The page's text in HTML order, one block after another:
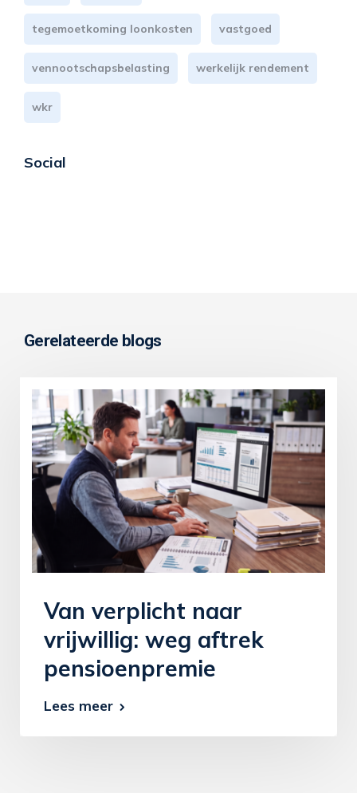
tegemoetkoming loonkosten vastgoed
vennootschapsbelasting werkelijk rendement
wkr
Social
Gerelateerde blogs
Van verplicht naar
vrijwillig: weg aftrek
pensioenpremie
Lees meer